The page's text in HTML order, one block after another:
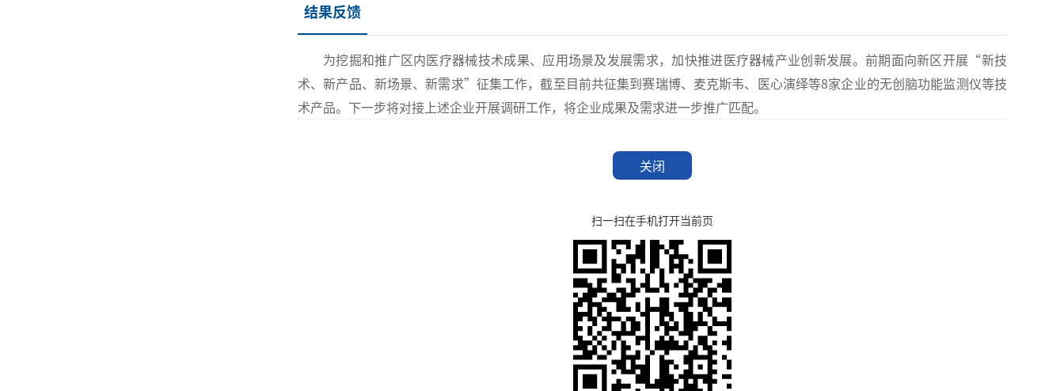
结果反馈
为挖掘和推广区内医疗器械技术成果、应用场景及发展需求，加快推进医疗器械产业创新发展。前期面向新区开展“新技
术、新产品、新场景、新需求”征集工作，截至目前共征集到赛瑞博、麦克斯韦、医心演绎等8家企业的无创脑功能监测仪等技
术产品。下一步将对接上述企业开展调研工作，将企业成果及需求进一步推广匹配。
关闭
扫一扫在手机打开当前页